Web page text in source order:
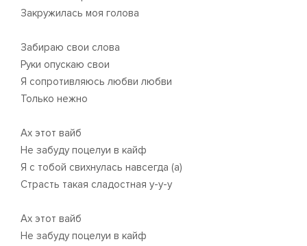
Закружилась моя голова
Забираю свои слова
Руки опускаю свои
Я сопротивляюсь любви любви
Только нежно
Ах этот вайб
Не забуду поцелуи в кайф
Я с тобой свихнулась навсегда (а)
Страсть такая сладостная у-у-у
Ах этот вайб
Не забуду поцелуи в кайф